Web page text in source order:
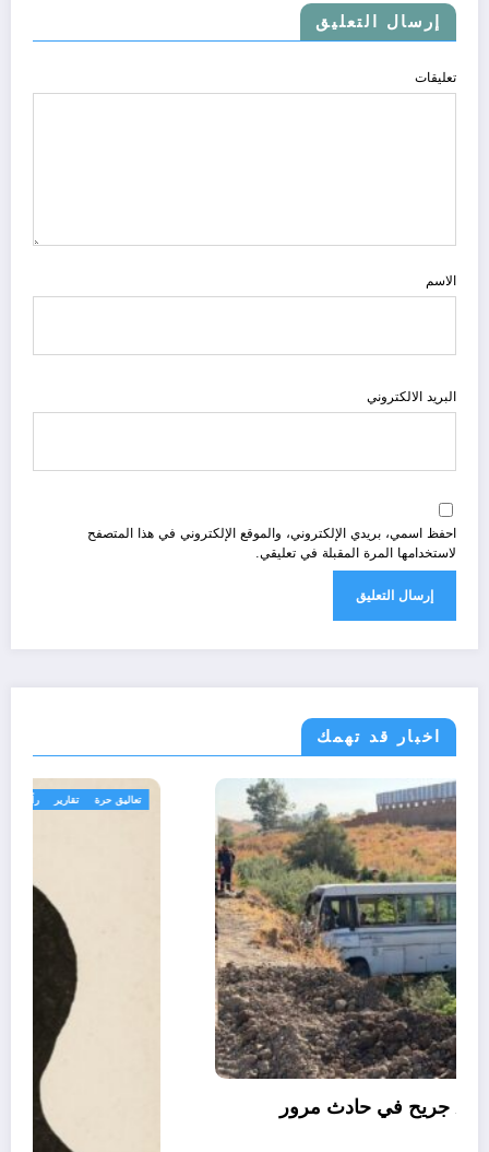
إرسال التعليق
تعليقات
الاسم
البريد الالكتروني
احفظ اسمي، بريدي الإلكتروني، والموقع الإلكتروني في هذا المتصفح
لاستخدامها المرة المقبلة في تعليقي.
اخبار قد تهمك
الجزائر الحدث مجتمع
06 وفيات و إصابة 25 جريح في حادث مرور